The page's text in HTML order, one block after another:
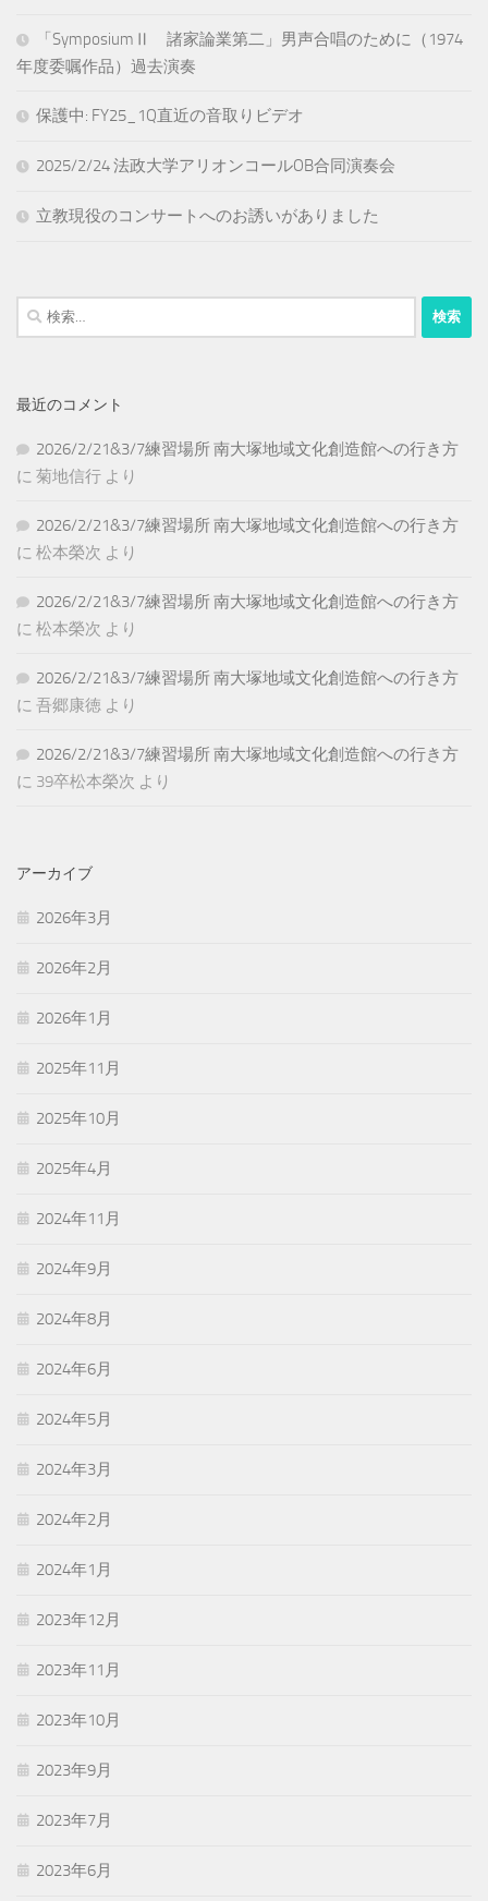
「SymposiumⅡ 諸家論業第二」男声合唱のために（1974
年度委嘱作品）過去演奏
保護中: FY25_1Q直近の音取りビデオ
2025/2/24 法政大学アリオンコールOB合同演奏会
立教現役のコンサートへのお誘いがありました
検
索:
最近のコメント
2026/2/21&3/7練習場所 南大塚地域文化創造館への行き方
に 菊地信行 より
2026/2/21&3/7練習場所 南大塚地域文化創造館への行き方
に 松本榮次 より
2026/2/21&3/7練習場所 南大塚地域文化創造館への行き方
に 松本榮次 より
2026/2/21&3/7練習場所 南大塚地域文化創造館への行き方
に 吾郷康徳 より
2026/2/21&3/7練習場所 南大塚地域文化創造館への行き方
に 39卒松本榮次 より
アーカイブ
2026年3月
2026年2月
2026年1月
2025年11月
2025年10月
2025年4月
2024年11月
2024年9月
2024年8月
2024年6月
2024年5月
2024年3月
2024年2月
2024年1月
2023年12月
2023年11月
2023年10月
2023年9月
2023年7月
2023年6月